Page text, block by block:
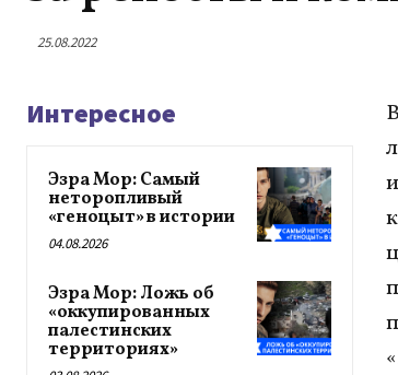
25.08.2022
Интересное
Эзра Мор: Самый
неторопливый
«геноцыт» в истории
04.08.2026
Эзра Мор: Ложь об
«оккупированных
палестинских
территориях»